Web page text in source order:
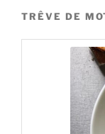
TRÊVE DE